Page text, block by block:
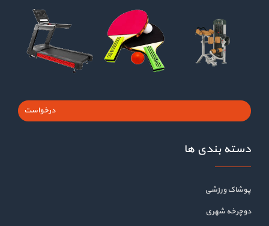
درخواست
دسته بندی ها
پوشاک ورزشی
دوچرخه شهری